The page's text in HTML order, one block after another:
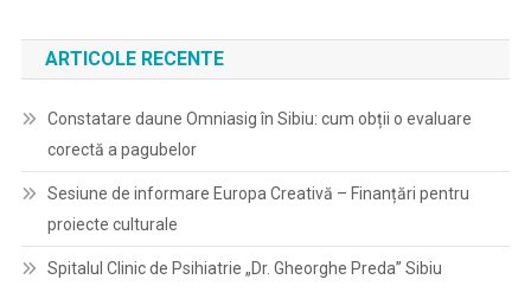
ARTICOLE RECENTE
Constatare daune Omniasig în Sibiu: cum obții o evaluare
corectă a pagubelor
Sesiune de informare Europa Creativă – Finanțări pentru
proiecte culturale
Spitalul Clinic de Psihiatrie „Dr. Gheorghe Preda” Sibiu